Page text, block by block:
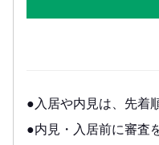
●入居や内見は、先着
●内見・入居前に審査